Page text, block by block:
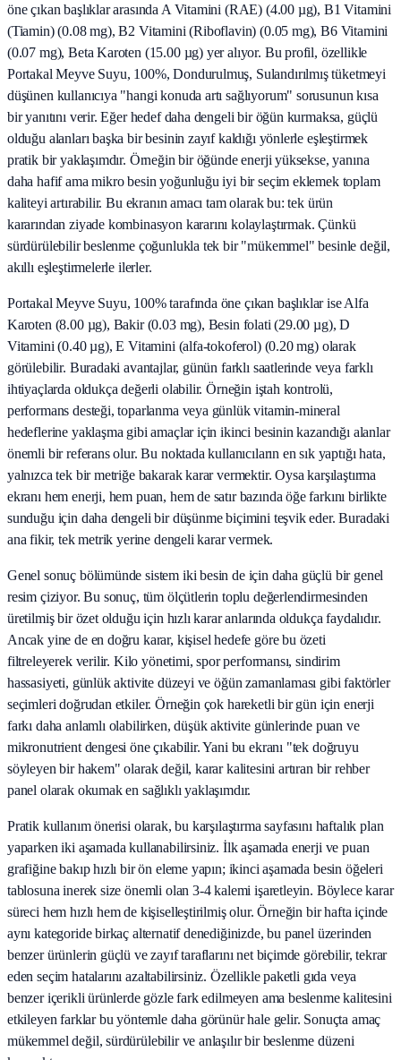
öne çıkan başlıklar arasında A Vitamini (RAE) (4.00 µg), B1 Vitamini
(Tiamin) (0.08 mg), B2 Vitamini (Riboflavin) (0.05 mg), B6 Vitamini
(0.07 mg), Beta Karoten (15.00 µg) yer alıyor. Bu profil, özellikle
Portakal Meyve Suyu, 100%, Dondurulmuş, Sulandırılmış tüketmeyi
düşünen kullanıcıya "hangi konuda artı sağlıyorum" sorusunun kısa
bir yanıtını verir. Eğer hedef daha dengeli bir öğün kurmaksa, güçlü
olduğu alanları başka bir besinin zayıf kaldığı yönlerle eşleştirmek
pratik bir yaklaşımdır. Örneğin bir öğünde enerji yüksekse, yanına
daha hafif ama mikro besin yoğunluğu iyi bir seçim eklemek toplam
kaliteyi artırabilir. Bu ekranın amacı tam olarak bu: tek ürün
kararından ziyade kombinasyon kararını kolaylaştırmak. Çünkü
sürdürülebilir beslenme çoğunlukla tek bir "mükemmel" besinle değil,
akıllı eşleştirmelerle ilerler.
Portakal Meyve Suyu, 100% tarafında öne çıkan başlıklar ise Alfa
Karoten (8.00 µg), Bakir (0.03 mg), Besin folati (29.00 µg), D
Vitamini (0.40 µg), E Vitamini (alfa-tokoferol) (0.20 mg) olarak
görülebilir. Buradaki avantajlar, günün farklı saatlerinde veya farklı
ihtiyaçlarda oldukça değerli olabilir. Örneğin iştah kontrolü,
performans desteği, toparlanma veya günlük vitamin-mineral
hedeflerine yaklaşma gibi amaçlar için ikinci besinin kazandığı alanlar
önemli bir referans olur. Bu noktada kullanıcıların en sık yaptığı hata,
yalnızca tek bir metriğe bakarak karar vermektir. Oysa karşılaştırma
ekranı hem enerji, hem puan, hem de satır bazında öğe farkını birlikte
sunduğu için daha dengeli bir düşünme biçimini teşvik eder. Buradaki
ana fikir, tek metrik yerine dengeli karar vermek.
Genel sonuç bölümünde sistem iki besin de için daha güçlü bir genel
resim çiziyor. Bu sonuç, tüm ölçütlerin toplu değerlendirmesinden
üretilmiş bir özet olduğu için hızlı karar anlarında oldukça faydalıdır.
Ancak yine de en doğru karar, kişisel hedefe göre bu özeti
filtreleyerek verilir. Kilo yönetimi, spor performansı, sindirim
hassasiyeti, günlük aktivite düzeyi ve öğün zamanlaması gibi faktörler
seçimleri doğrudan etkiler. Örneğin çok hareketli bir gün için enerji
farkı daha anlamlı olabilirken, düşük aktivite günlerinde puan ve
mikronutrient dengesi öne çıkabilir. Yani bu ekranı "tek doğruyu
söyleyen bir hakem" olarak değil, karar kalitesini artıran bir rehber
panel olarak okumak en sağlıklı yaklaşımdır.
Pratik kullanım önerisi olarak, bu karşılaştırma sayfasını haftalık plan
yaparken iki aşamada kullanabilirsiniz. İlk aşamada enerji ve puan
grafiğine bakıp hızlı bir ön eleme yapın; ikinci aşamada besin öğeleri
tablosuna inerek size önemli olan 3-4 kalemi işaretleyin. Böylece karar
süreci hem hızlı hem de kişiselleştirilmiş olur. Örneğin bir hafta içinde
aynı kategoride birkaç alternatif denediğinizde, bu panel üzerinden
benzer ürünlerin güçlü ve zayıf taraflarını net biçimde görebilir, tekrar
eden seçim hatalarını azaltabilirsiniz. Özellikle paketli gıda veya
benzer içerikli ürünlerde gözle fark edilmeyen ama beslenme kalitesini
etkileyen farklar bu yöntemle daha görünür hale gelir. Sonuçta amaç
mükemmel değil, sürdürülebilir ve anlaşılır bir beslenme düzeni